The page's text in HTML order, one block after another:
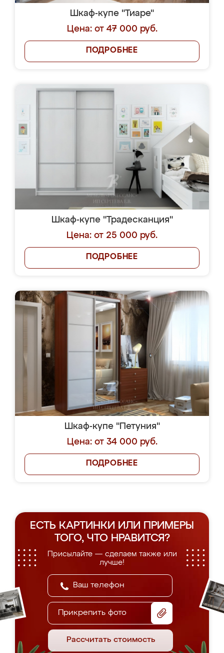
Шкаф-купе "Тиаре"
Цена: от 47 000 руб.
ПОДРОБНЕЕ
Шкаф-купе "Традесканция"
Цена: от 25 000 руб.
ПОДРОБНЕЕ
Шкаф-купе "Петуния"
Цена: от 34 000 руб.
ПОДРОБНЕЕ
ЕСТЬ КАРТИНКИ ИЛИ ПРИМЕРЫ
ТОГО, ЧТО НРАВИТСЯ?
Присылайте — сделаем также или
лучше!
Прикрепить фото
Рассчитать стоимость